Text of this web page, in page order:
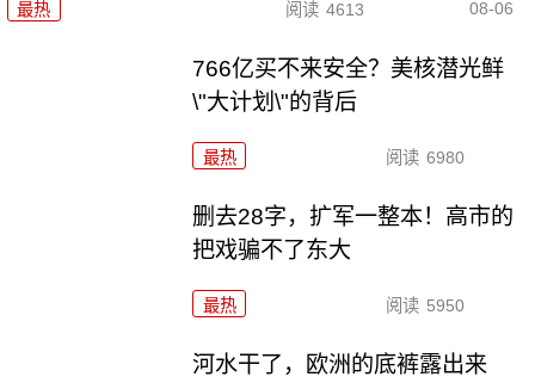
最热 阅读 4613 08-06
766亿买不来安全？美核潜光鲜
\"大计划\"的背后
最热 阅读 6980
删去28字，扩军一整本！高市的
把戏骗不了东大
最热 阅读 5950
河水干了，欧洲的底裤露出来